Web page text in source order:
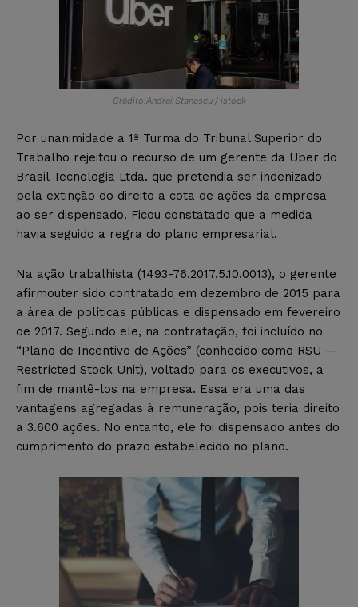
Crédito:Andrei Stanescu / istock
Por unanimidade a 1ª Turma do Tribunal Superior do
Trabalho rejeitou o recurso de um gerente da Uber do
Brasil Tecnologia Ltda. que pretendia ser indenizado
pela extinção do direito a cota de ações da empresa
ao ser dispensado. Ficou constatado que a medida
havia seguido a regra do plano empresarial.
Na ação trabalhista (1493-76.2017.5.10.0013), o gerente
afirmouter sido contratado em dezembro de 2015 para
a área de políticas públicas e dispensado em fevereiro
de 2017. Segundo ele, na contratação, foi incluído no
“Plano de Incentivo de Ações” (conhecido como RSU —
Restricted Stock Unit), voltado para os executivos, a
fim de mantê-los na empresa. Essa era uma das
vantagens agregadas à remuneração, pois teria direito
a 3.600 ações. No entanto, ele foi dispensado antes do
cumprimento do prazo estabelecido no plano.